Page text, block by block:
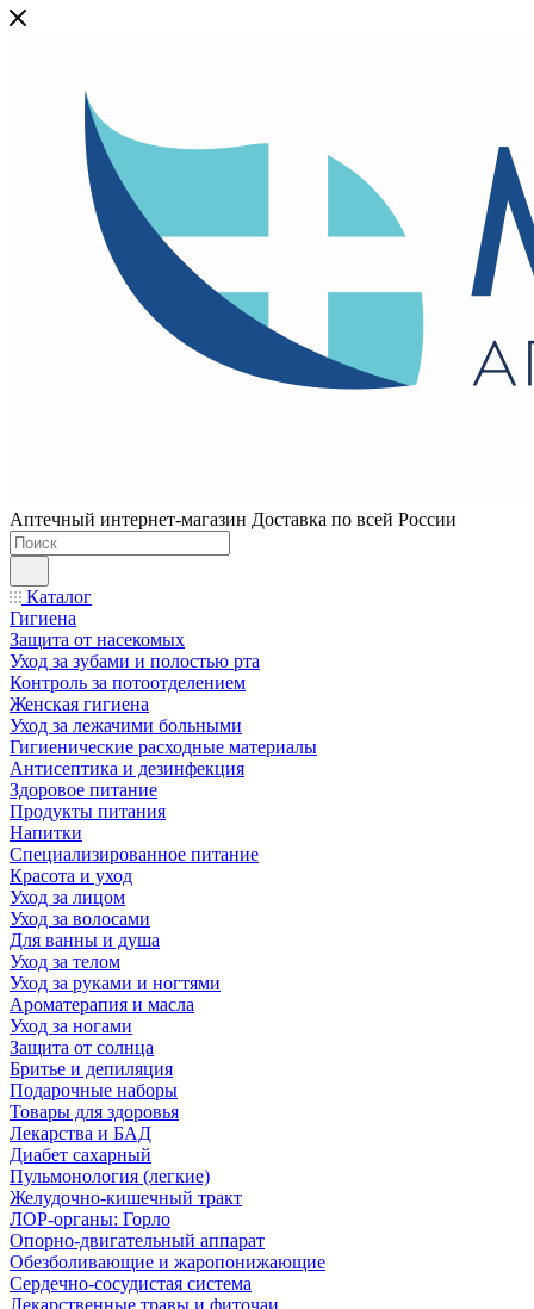
Аптечный интернет-магазин Доставка по всей России
Каталог
Гигиена
Защита от насекомых
Уход за зубами и полостью рта
Контроль за потоотделением
Женская гигиена
Уход за лежачими больными
Гигиенические расходные материалы
Антисептика и дезинфекция
Здоровое питание
Продукты питания
Напитки
Специализированное питание
Красота и уход
Уход за лицом
Уход за волосами
Для ванны и душа
Уход за телом
Уход за руками и ногтями
Ароматерапия и масла
Уход за ногами
Защита от солнца
Бритье и депиляция
Подарочные наборы
Товары для здоровья
Лекарства и БАД
Диабет сахарный
Пульмонология (легкие)
Желудочно-кишечный тракт
ЛОР-органы: Горло
Опорно-двигательный аппарат
Обезболивающие и жаропонижающие
Сердечно-сосудистая система
Лекарственные травы и фиточаи